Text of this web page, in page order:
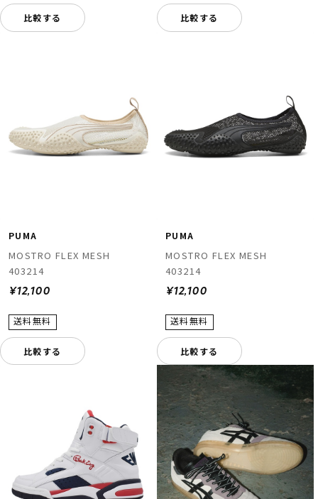
比較する 比較する
PUMA
MOSTRO FLEX MESH
403214
¥12,100
比較する
PUMA
MOSTRO FLEX MESH
403214
¥12,100
比較する